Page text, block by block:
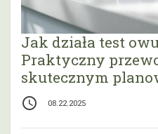
Jak działa test
Praktyczny
skutecznym
access_time 08.22.2025